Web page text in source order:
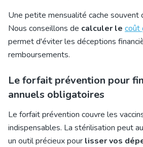
Une petite mensualité cache souvent
Nous conseillons de calculer le coût
permet d'éviter les déceptions
remboursements.
Le forfait prévention pour
annuels obligatoires
Le forfait prévention couvre les
indispensables. La stérilisation peut
un outil précieux pour lisser vos